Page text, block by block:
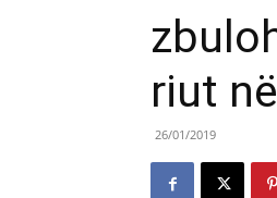
riut
26/01/2019